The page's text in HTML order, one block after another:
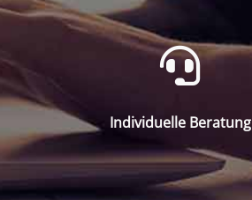
Individuelle Beratung